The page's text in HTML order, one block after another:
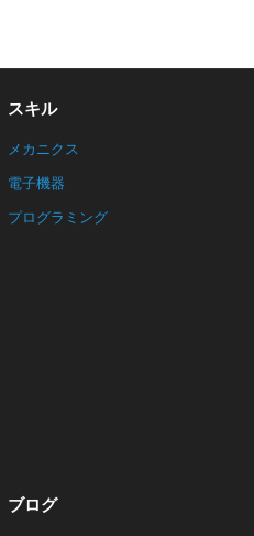
スキル
メカニクス
電子機器
プログラミング
ブログ